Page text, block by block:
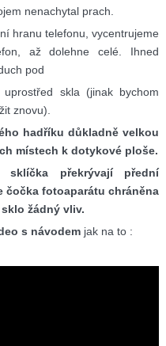
nenachytal prach.
hranu telefonu, vycentrujeme
až dolehne celé. Ihned
pod
skla (jinak bychom
znovu).
hadříku důkladně velkou
místech k dotykové ploše.
překrývají přední
čočka fotoaparátu chráněna
žádný vliv.
s návodemjak na to :